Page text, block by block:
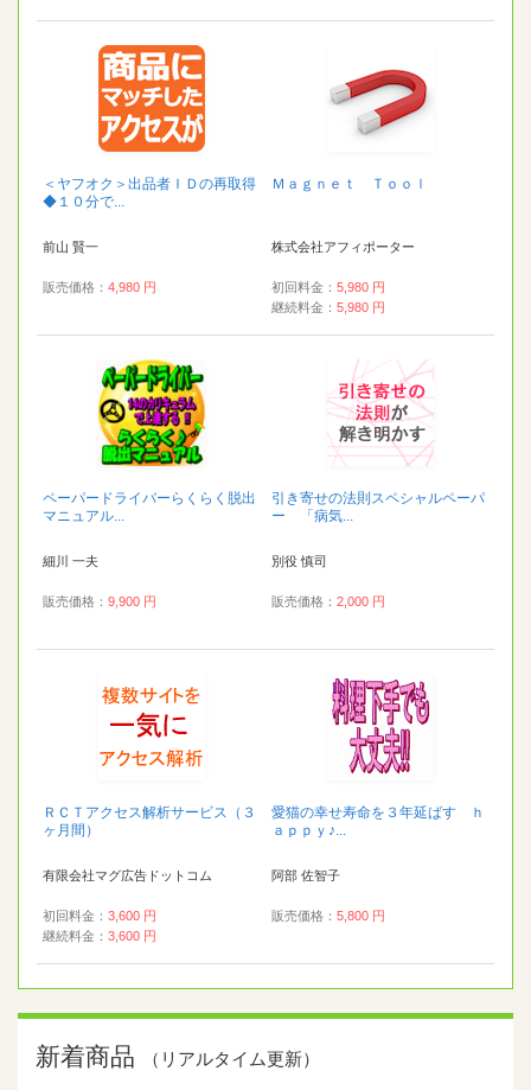
＜ヤフオク＞出品者ＩＤの再取得
◆１０分で...
前山 賢一
販売価格： 4,980 円
Ｍａｇｎｅｔ Ｔｏｏｌ
株式会社アフィポーター
初回料金： 5,980 円
継続料金： 5,980 円
ペーパードライバーらくらく脱出
マニュアル...
細川 一夫
販売価格： 9,900 円
引き寄せの法則スペシャルペーパ
ー 「病気...
別役 慎司
販売価格： 2,000 円
ＲＣＴアクセス解析サービス（３
ヶ月間）
有限会社マグ広告ドットコム
初回料金： 3,600 円
継続料金： 3,600 円
愛猫の幸せ寿命を３年延ばす ｈ
ａｐｐｙ♪...
阿部 佐智子
販売価格： 5,800 円
新着商品 （リアルタイム更新）